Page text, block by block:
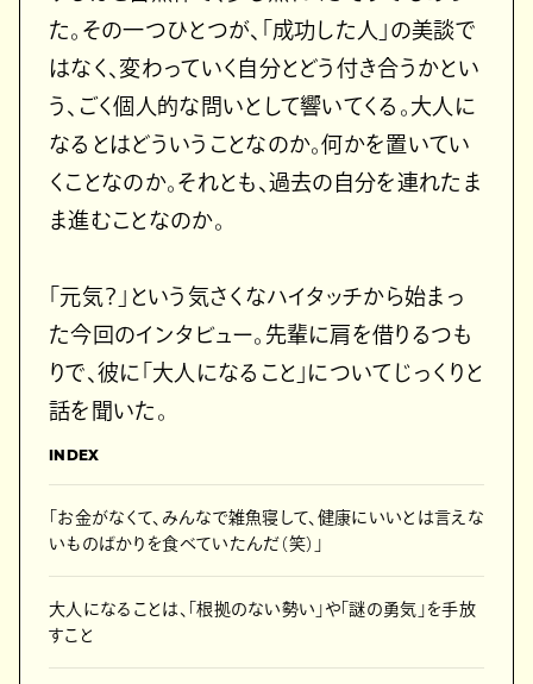
た。その一つひとつが、「成功した人」の美談で
はなく、変わっていく自分とどう付き合うかとい
う、ごく個人的な問いとして響いてくる。大人に
なるとはどういうことなのか。何かを置いてい
くことなのか。それとも、過去の自分を連れたま
ま進むことなのか。
「元気？」という気さくなハイタッチから始まっ
た今回のインタビュー。先輩に肩を借りるつも
りで、彼に「大人になること」についてじっくりと
話を聞いた。
INDEX
「お金がなくて、みんなで雑魚寝して、健康にいいとは言えな
いものばかりを食べていたんだ（笑）」
大人になることは、「根拠のない勢い」や「謎の勇気」を手放
すこと